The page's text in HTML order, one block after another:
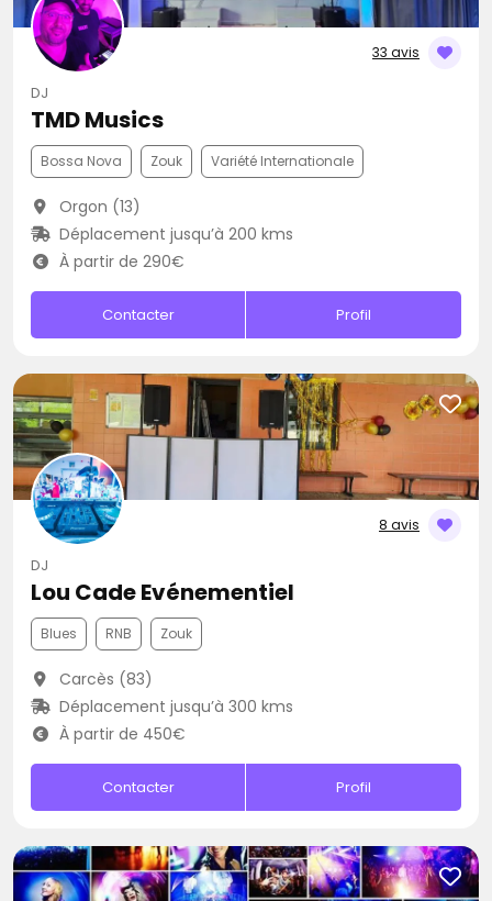
33 avis
DJ
TMD Musics
Bossa Nova Zouk Variété Internationale
Orgon (13)
Déplacement jusqu’à 200 kms
À partir de 290€
Contacter Profil
8 avis
DJ
Lou Cade Evénementiel
Blues RNB Zouk
Carcès (83)
Déplacement jusqu’à 300 kms
À partir de 450€
Contacter Profil